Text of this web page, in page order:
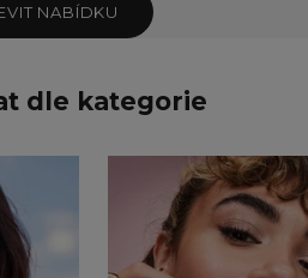
NABÍDKU
dle kategorie